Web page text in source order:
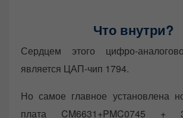
Что внутри?
Сердцем этого цифро-
является ЦАП-чип 1794.
Но самое главное установлена
плата CM6631+PMC0745 +